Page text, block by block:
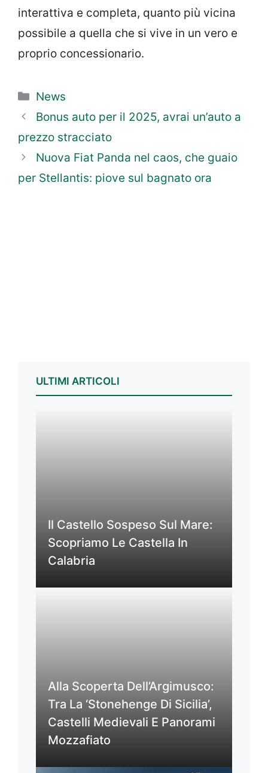
interattiva e completa, quanto più vicina
possibile a quella che si vive in un vero e
proprio concessionario.
Categorie
News
Bonus auto per il 2025, avrai un’auto a
prezzo stracciato
Nuova Fiat Panda nel caos, che guaio
per Stellantis: piove sul bagnato ora
ULTIMI ARTICOLI
Il Castello Sospeso Sul Mare:
Scopriamo Le Castella In
Calabria
Alla Scoperta Dell’Argimusco:
Tra La ‘Stonehenge Di Sicilia’,
Castelli Medievali E Panorami
Mozzafiato